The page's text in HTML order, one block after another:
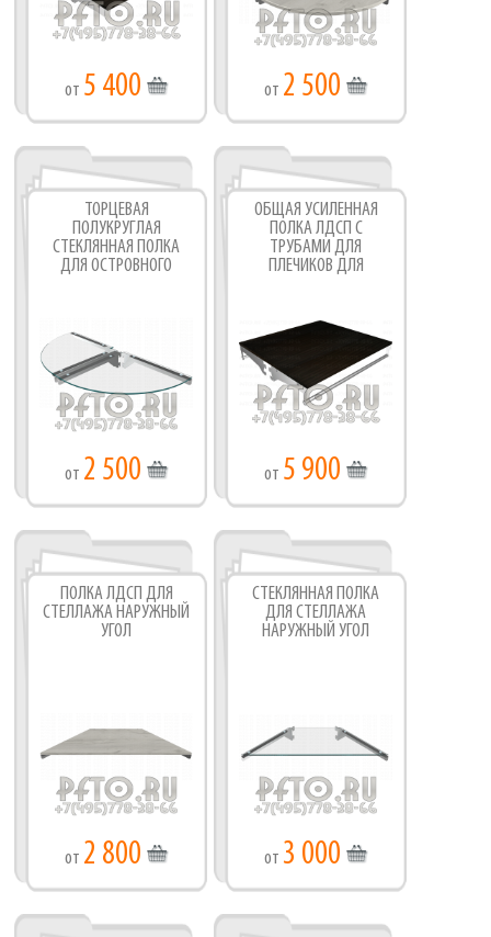
от 5 400 от 2 500
ТОРЦЕВАЯ
ПОЛУКРУГЛАЯ
СТЕКЛЯННАЯ ПОЛКА
ДЛЯ ОСТРОВНОГО
от 2 500
ОБЩАЯ УСИЛЕННАЯ
ПОЛКА ЛДСП С
ТРУБАМИ ДЛЯ
ПЛЕЧИКОВ ДЛЯ
от 5 900
ПОЛКА ЛДСП ДЛЯ
СТЕЛЛАЖА НАРУЖНЫЙ
УГОЛ
от 2 800
СТЕКЛЯННАЯ ПОЛКА
ДЛЯ СТЕЛЛАЖА
НАРУЖНЫЙ УГОЛ
от 3 000